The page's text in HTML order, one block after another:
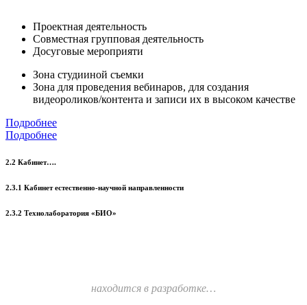
Проектная деятельность
Совместная групповая деятельность
Досуговые мероприяти
Зона студииной съемки
Зона для проведения вебинаров, для создания
видеороликов/контента и записи их в высоком качестве
Подробнее
Подробнее
2.2 Кабинет….
2.3.1 Кабинет естественно-научной направленности
2.3.2 Технолаборатория «БИО»
находится в разработке…